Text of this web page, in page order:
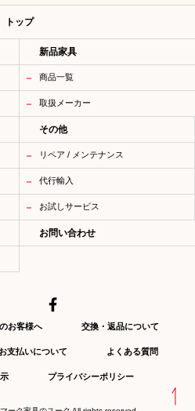
トップ
新品家具
商品一覧
取扱メーカー
その他
リペア / メンテナンス
代行輸入
お試しサービス
お問い合わせ
お客様へ 交換・返品について
お支払いについて よくある質問
プライバシーポリシー